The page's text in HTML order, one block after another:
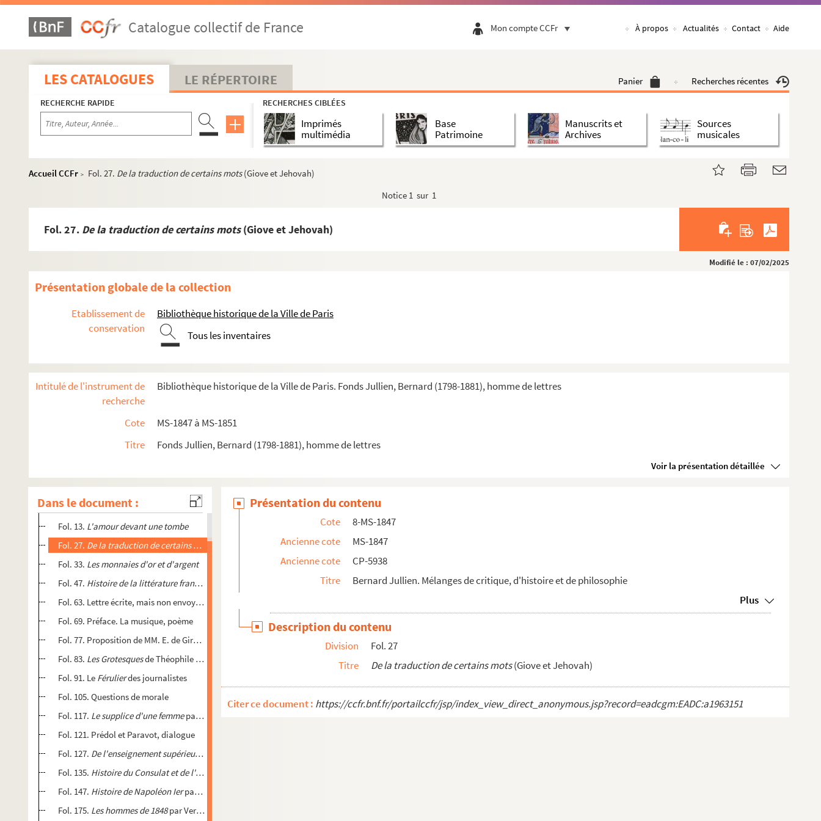
Catalogue collectif de France Mon compte CCFr À propos Actualités Contact Aide
LES CATALOGUES LE RÉPERTOIRE Panier Recherches récentes
RECHERCHE RAPIDE RECHERCHES CIBLÉES
Imprimés
multimédia
Base
Patrimoine
Manuscrits et
Archives
Sources
musicales
Accueil CCFr > Fol. 27. De la traduction de certains mots(Giove et Jehovah)
Notice 1 sur 1
Fol. 27. De la traduction de certains mots(Giove et Jehovah)
Modifié le : 07/02/2025
Présentation globale de la collection
Etablissement de
conservation
Bibliothèque historique de la Ville de Paris
Tous les inventaires
Intitulé de l'instrument de
recherche
Bibliothèque historique de la Ville de Paris. Fonds Jullien, Bernard (1798-1881), homme de lettres
Cote
MS-1847 à MS-1851
Titre
Fonds Jullien, Bernard (1798-1881), homme de lettres
Voir la présentation détaillée
Dans le document :
8-MS-1847. Bernard Jullien. Mélanges de critique, d'histoire et de philosophie
Fol. 1. Ch. Lemaire.Initiation à la philosophie de la liberté
Fol. 13. L'amour devant une tombe
Fol. 27. De la traduction de certains mots (Giove et Jehovah)
Fol. 33. Les monnaies d'or et d'argent
Fol. 47. Histoire de la littérature française pendant la Révolution
, par E. Géruzez
Fol. 63. Lettre écrite, mais non envoyée, au principal rédacteur du journal
Fol. 69. Préface. La musique, poème
Fol. 77. Proposition de MM. E. de Girardin et Darimon sur l'enseignement nécessaire
Fol. 83. Les Grotesquesde Théophile Gautier
Fol. 91. Le Férulierdes journalistes
Fol. 105. Questions de morale
Fol. 117. Le supplice d'une femmepar Girardin et Dumas fils
Fol. 121. Prédol et Paravot, dialogue
Fol. 127. De l'enseignement supérieur, par Guerrier de Dumast
Fol. 135. Histoire du Consulat et de l'Empire
Fol. 147. Histoire de Napoléon Ierpar Laufrey, Tome III et IV
Fol. 175. Les hommes de 1848par Vermorel
Présentation du contenu
Cote
8-MS-1847
Ancienne cote
MS-1847
Ancienne cote
CP-5938
Titre
Bernard Jullien. Mélanges de critique, d'histoire et de philosophie
Plus
Description du contenu
Division
Fol. 27
Titre
De la traduction de certains mots(Giove et Jehovah)
Citer ce document : https://ccfr.bnf.fr/portailccfr/jsp/index_view_direct_anonymous.jsp?record=eadcgm:EADC:a1963151